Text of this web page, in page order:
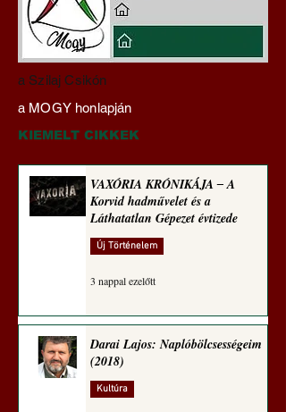
Darai Lajos:
Naplóbölcsességeim
(2023)
a Szilaj Csikón
a MOGY honlapján
KIEMELT CIKKEK
VAXÓRIA KRÓNIKÁJA ‒ A
Korvid hadművelet és a
Láthatatlan Gépezet évtizede
Új Történelem
3 nappal ezelőtt
Darai Lajos: Naplóbölcsességeim
(2018)
Kultúra